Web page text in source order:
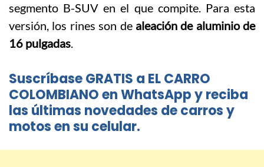
segmento B-SUV en el que compite. Para esta
versión, los rines son de aleación de aluminio de
16 pulgadas.
Suscríbase GRATIS a EL CARRO
COLOMBIANO en WhatsApp y reciba
las últimas novedades de carros y
motos en su celular.